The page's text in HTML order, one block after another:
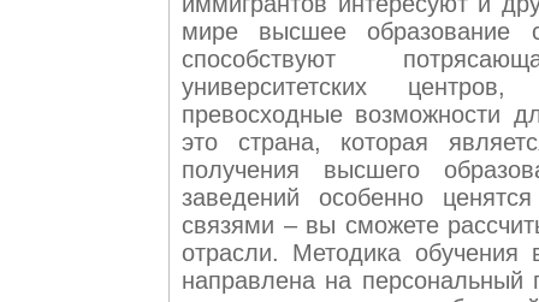
мире высшее
способствуют
университетских
превосходные возможности
это страна, которая
получения высшего
заведений особенно
связями – вы сможете
отрасли. Методика обучения
направлена на персональный